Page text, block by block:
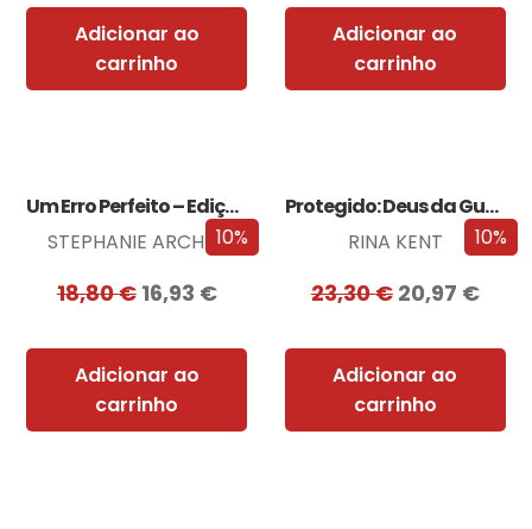
Adicionar ao
carrinho
Adicionar ao
carrinho
10%
Um Erro Perfeito – Edição com EDGES
STEPHANIE ARCHER
18,80€ 16,93 €
Adicionar ao
carrinho
10%
Protegido: Deus da Guerra Edição com EDGES
RINA KENT
23,30€ 20,97 €
Adicionar ao
carrinho